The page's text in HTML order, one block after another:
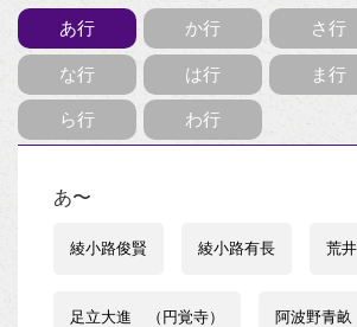
あ行 か行 さ行
な行 は行 ま行
ら行 わ行
あ〜
綾小路俊賢 綾小路有長 荒
足立大進 （円覚寺） 阿波野青畝